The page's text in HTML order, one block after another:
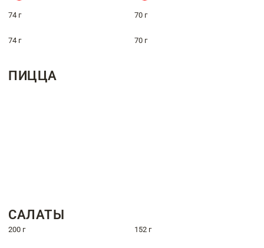
74 г 70 г
74 г 70 г
ПИЦЦА
САЛАТЫ
200 г 152 г